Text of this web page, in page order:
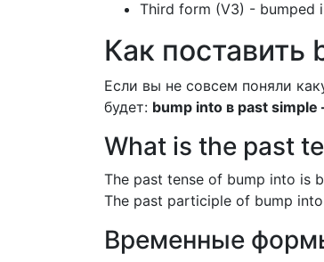
Third form (V3) - bumped
Как поставить
Если вы не совсем поняли
будет: bump into в past
What is the past
The past tense of bump into is
The past participle of bump
Временные